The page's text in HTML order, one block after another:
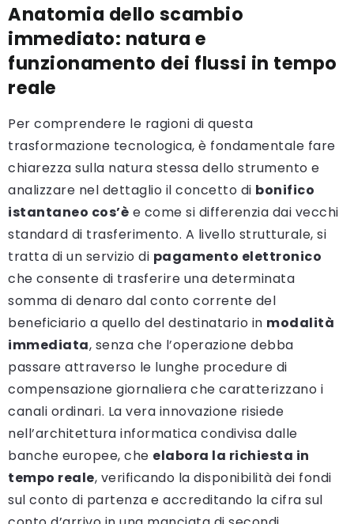
Anatomia dello scambio
immediato: natura e
funzionamento dei flussi in tempo
reale
Per comprendere le ragioni di questa
trasformazione tecnologica, è fondamentale fare
chiarezza sulla natura stessa dello strumento e
analizzare nel dettaglio il concetto di bonifico
istantaneo cos’è e come si differenzia dai vecchi
standard di trasferimento. A livello strutturale, si
tratta di un servizio di pagamento elettronico
che consente di trasferire una determinata
somma di denaro dal conto corrente del
beneficiario a quello del destinatario in modalità
immediata, senza che l’operazione debba
passare attraverso le lunghe procedure di
compensazione giornaliera che caratterizzano i
canali ordinari. La vera innovazione risiede
nell’architettura informatica condivisa dalle
banche europee, che elabora la richiesta in
tempo reale, verificando la disponibilità dei fondi
sul conto di partenza e accreditando la cifra sul